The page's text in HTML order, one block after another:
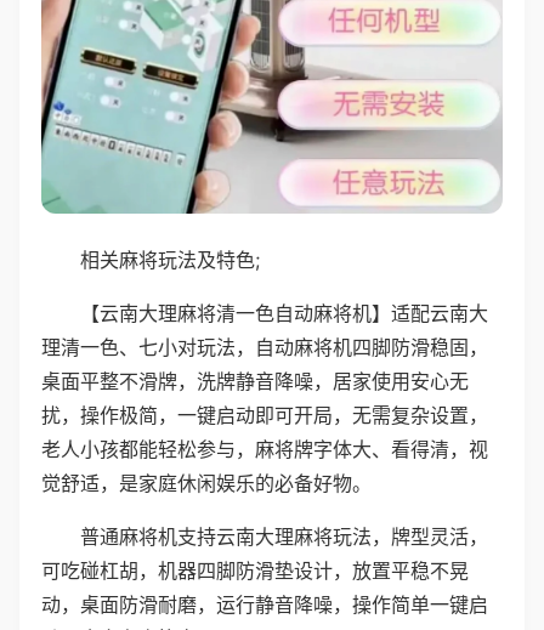
相关麻将玩法及特色;
【云南大理麻将清一色自动麻将机】适配云南大
理清一色、七小对玩法，自动麻将机四脚防滑稳固，
桌面平整不滑牌，洗牌静音降噪，居家使用安心无
扰，操作极简，一键启动即可开局，无需复杂设置，
老人小孩都能轻松参与，麻将牌字体大、看得清，视
觉舒适，是家庭休闲娱乐的必备好物。
普通麻将机支持云南大理麻将玩法，牌型灵活，
可吃碰杠胡，机器四脚防滑垫设计，放置平稳不晃
动，桌面防滑耐磨，运行静音降噪，操作简单一键启